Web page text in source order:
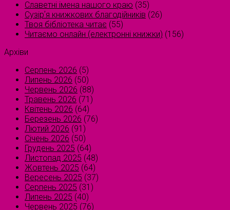
Славетні імена нашого краю (35)
Сузірʼя книжкових благодійників (26)
Твоя бібліотека читає (55)
Читаємо онлайн (електронні книжки) (156)
Архіви
Серпень 2026 (5)
Липень 2026 (50)
Червень 2026 (88)
Травень 2026 (71)
Квітень 2026 (64)
Березень 2026 (76)
Лютий 2026 (91)
Січень 2026 (50)
Грудень 2025 (64)
Листопад 2025 (48)
Жовтень 2025 (64)
Вересень 2025 (37)
Серпень 2025 (31)
Липень 2025 (40)
Червень 2025 (76)